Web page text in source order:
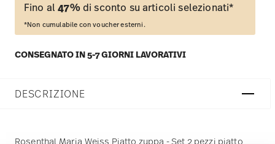
Fino al47%di sconto su articoli selezionati*
*Non cumulabile con voucher esterni.
CONSEGNATO IN 5-7 GIORNI LAVORATIVI
DESCRIZIONE
Rosenthal Maria Weiss Piatto zuppa - Set 2 pezzi piatto